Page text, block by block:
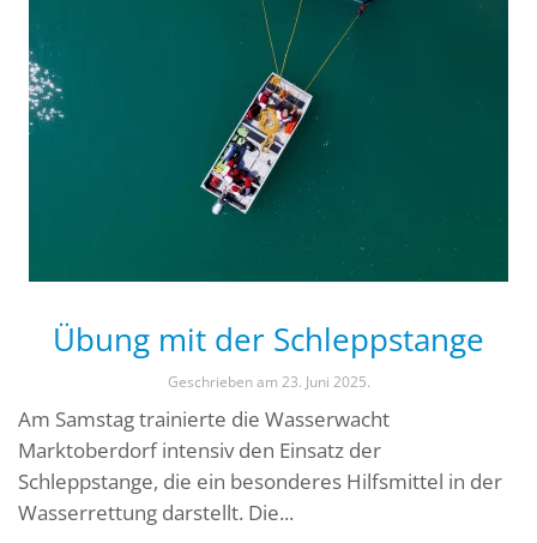
Übung mit der Schleppstange
Geschrieben am 23. Juni 2025.
Am Samstag trainierte die Wasserwacht
Marktoberdorf intensiv den Einsatz der
Schleppstange, die ein besonderes Hilfsmittel in der
Wasserrettung darstellt. Die...